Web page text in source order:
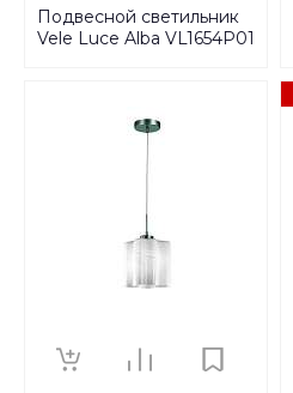
Подвесной светильник
Vele Luce Alba VL1654P01